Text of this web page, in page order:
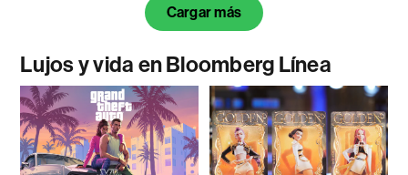
Cargar más
Lujos y vida en Bloomberg Línea